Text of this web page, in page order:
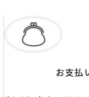
お支払